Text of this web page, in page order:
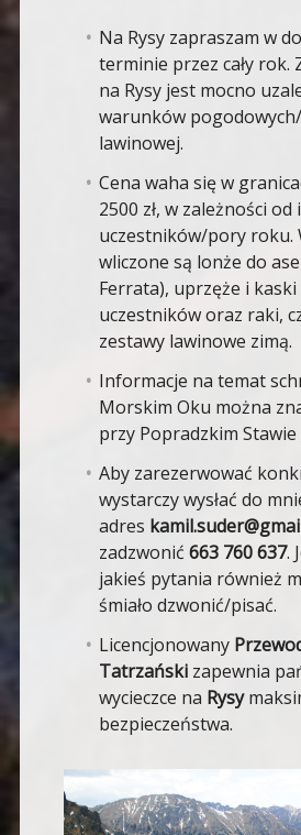
Na Rysy zapraszam w
terminie przez cały rok.
na Rysy jest mocno
warunków
lawinowej.
Cena waha się w
2500 zł, w zależności od
uczestników/pory roku.
wliczone są lonże do
Ferrata), uprzęże i kaski
uczestników oraz raki,
zestawy lawinowe zimą.
Informacje na temat
Morskim Oku można
przy Popradzkim Stawie
Aby zarezerwować
wystarczy wysłać do
adres
zadzwonić 663 760 637.
jakieś pytania również
śmiało dzwonić/pisać.
Licencjonowany
Tatrzańskizapewnia
wycieczce na Rysy
bezpieczeństwa.